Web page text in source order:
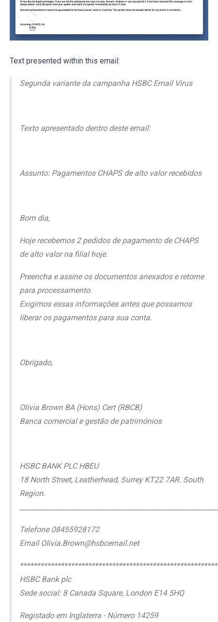
Text presented within this email:
Segunda variante da campanha HSBC Email Virus
Texto apresentado dentro deste email:
Assunto: Pagamentos CHAPS de alto valor recebidos
Bom dia,
Hoje recebemos 2 pedidos de pagamento de CHAPS
de alto valor na filial hoje.
Preencha e assine os documentos anexados e retorne
para processamento.
Exigimos essas informações antes que possamos
liberar os pagamentos para sua conta.
Obrigado,
Olivia Brown BA (Hons) Cert (RBCB)
Banca comercial e gestão de patrimónios
HSBC BANK PLC HBEU
18 North Street, Leatherhead, Surrey KT22 7AR. South
Region.
Telefone 08455928172
Email Olivia.Brown@hsbcemail.net
HSBC Bank plc
Sede social: 8 Canada Square, London E14 5HQ
Registado em Inglaterra - Número 14259